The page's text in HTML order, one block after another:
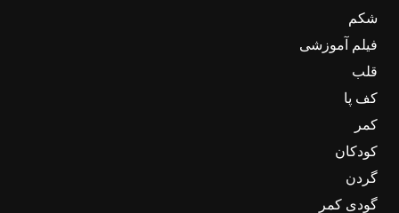
شکم
فیلم آموزشی
قلب
کف پا
کمر
کودکان
گردن
گودی کمر